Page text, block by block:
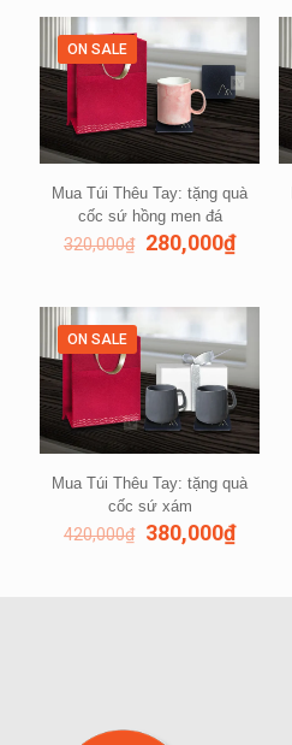
ON SALE
Mua Túi Thêu Tay: tặng quà
cốc sứ hồng men đá
320,000₫ 280,000₫
ON SALE
Mua Túi Thêu Tay: tặng quà
cốc sứ xám
420,000₫ 380,000₫